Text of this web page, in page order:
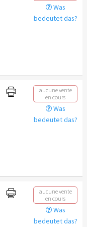
Was
bedeutet das?
aucune vente
en cours
Was
bedeutet das?
aucune vente
en cours
Was
bedeutet das?